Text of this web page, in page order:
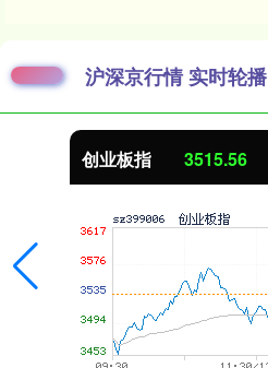
沪深京行情 实时轮播
创业板指 3515.56